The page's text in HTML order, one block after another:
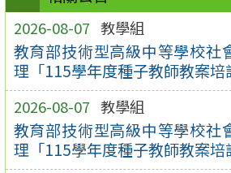
2026-08-07 教學組
教育部技術型高級中等學校社
理「115學年度種子教師教案培
2026-08-07 教學組
教育部技術型高級中等學校社
理「115學年度種子教師教案培